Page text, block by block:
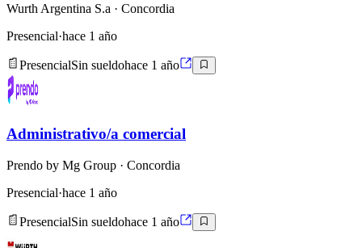
Wurth Argentina S.a · Concordia
Presencial·hace 1 año
PresencialSin sueldohace 1 año
Administrativo/a comercial
Prendo by Mg Group · Concordia
Presencial·hace 1 año
PresencialSin sueldohace 1 año